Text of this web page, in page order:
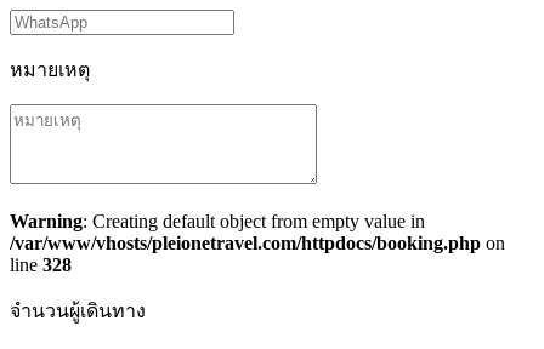
หมายเหตุ
Warning: Creating default object from empty value in
/var/www/vhosts/pleionetravel.com/httpdocs/booking.php on
line 328
จำนวนผู้เดินทาง